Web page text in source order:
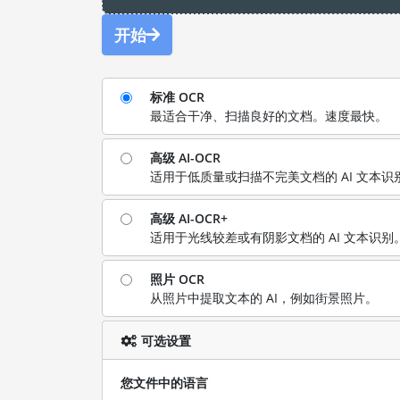
开始
标准 OCR
最适合干净、扫描良好的文档。速度最快。
高级 AI-OCR
适用于低质量或扫描不完美文档的 AI 文本识
高级 AI-OCR+
适用于光线较差或有阴影文档的 AI 文本识别。
照片 OCR
从照片中提取文本的 AI，例如街景照片。
可选设置
您文件中的语言